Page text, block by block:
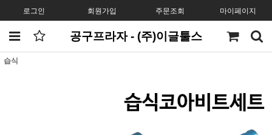
로그인 회원가입 주문조회 마이페이지
공구프라자 - (주)이글툴스
습식